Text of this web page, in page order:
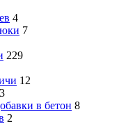
4
7
229
12
в бетон 8
2